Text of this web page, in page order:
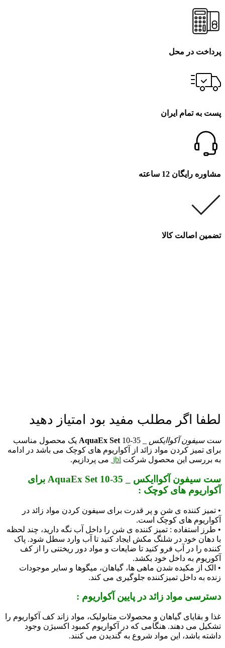
پرداخت در محل
پست به تمام ایران
مشاوره رایگان 12 ساعته
تضمین اصالت کالا
لطفا اگر مطلب مفید بود امتیاز دهید
ست سیفون آکواایکس AquaEx Set 10-35 یک محصول مناسب
برای تمیز کردن مواد زائد از آکواریوم های کوچک می باشد در ادامه
به بررسی این محصول شرکت jbl می پردازیم.
ست سیفون آکواایکس _ AquaEx Set 10-35 برای
آکواریوم های کوچک :
• تمیز کننده ی شن و پر قدرت برای سیفون کردن مواد زائد در
آکواریوم های کوچک است.
• طرز استفاده : تمیز کننده ی شن را داخل آب نگه دارید، چند لحظه
با دهان خود در شلنگ مکش ایجاد کنید تا آب وارد سطل شود. پاک
کننده را در آب فرو کنید تا ضایعات و مواد دور ریختنی را از کف
آکوریوم به داخل خود بکشد.
• الک از مکیده شدن ماهی ها، گیاهان، میگوها و سایر موجودات
زنده به داخل تمیزکننده جلوگیری می کند.
دسترسی مواد زائد در پایین آکواریوم :
غذا و بقایای گیاهان و محصولات متابولیک، مواد زاند کف آکواریوم را
تشکیل می دهند. هنگامی که در آکواریوم کمبود اکسیژن وجود
داشته باشد، این مواد شروع به گندیدن می کنند.